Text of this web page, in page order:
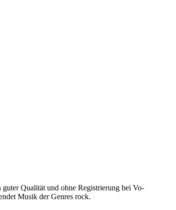
Qualität und ohne Registrierung bei Vo-
Musik der Genres rock.